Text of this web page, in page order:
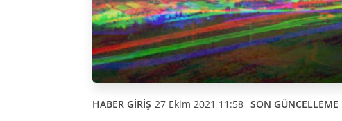
HABER GİRİŞ 27 Ekim 2021 11:58 SON GÜNCELLEME